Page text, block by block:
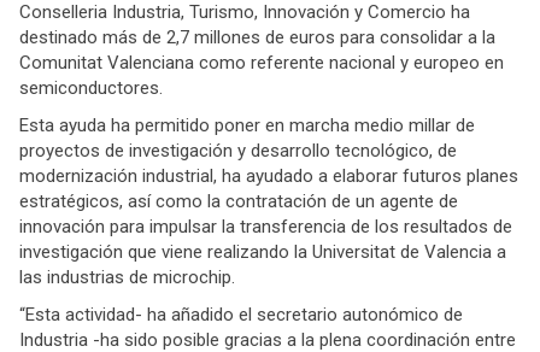
Conselleria Industria, Turismo, Innovación y Comercio ha
destinado más de 2,7 millones de euros para consolidar a la
Comunitat Valenciana como referente nacional y europeo en
semiconductores.
Esta ayuda ha permitido poner en marcha medio millar de
proyectos de investigación y desarrollo tecnológico, de
modernización industrial, ha ayudado a elaborar futuros planes
estratégicos, así como la contratación de un agente de
innovación para impulsar la transferencia de los resultados de
investigación que viene realizando la Universitat de Valencia a
las industrias de microchip.
“Esta actividad- ha añadido el secretario autonómico de
Industria -ha sido posible gracias a la plena coordinación entre